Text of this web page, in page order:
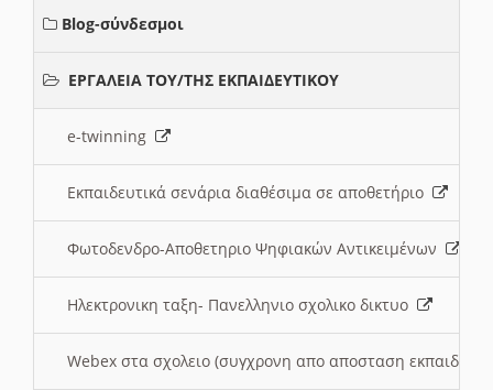
Blog-σύνδεσμοι
ΕΡΓΑΛΕΙΑ ΤΟΥ/ΤΗΣ ΕΚΠΑΙΔΕΥΤΙΚΟΥ
e-twinning
Εκπαιδευτικά σενάρια διαθέσιμα σε αποθετήριο
Φωτοδενδρο-Αποθετηριο Ψηφιακών Αντικειμένων
Ηλεκτρονικη ταξη- Πανελληνιο σχολικο δικτυο
Webex στα σχολειο (συγχρονη απο αποσταση